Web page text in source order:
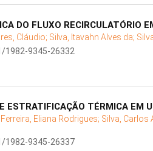
DO FLUXO RECIRCULATÓRIO
Cláudio; Silva, Itavahn Alves da;
1982-9345-26332
ESTRATIFICAÇÃO TÉRMICA EM
Ferreira, Eliana Rodrigues; Silva, Carlos
1982-9345-26337